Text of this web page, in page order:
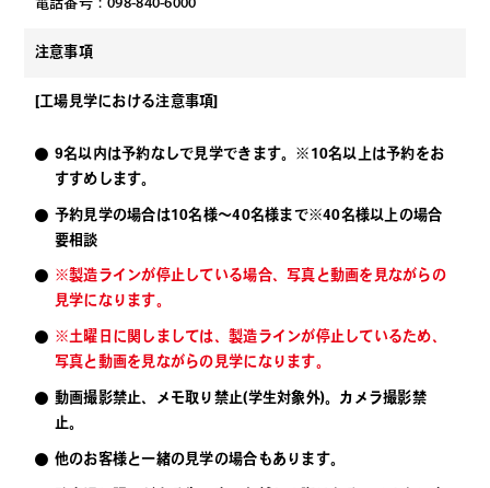
電話番号：098-840-6000
注意事項
[工場見学における注意事項]
9名以内は予約なしで見学できます。※10名以上は予約をお
すすめします。
予約見学の場合は10名様～40名様まで※40名様以上の場合
要相談
※製造ラインが停止している場合、写真と動画を見ながらの
見学になります。
※土曜日に関しましては、製造ラインが停止しているため、
写真と動画を見ながらの見学になります。
動画撮影禁止、メモ取り禁止(学生対象外)。カメラ撮影禁
止。
他のお客様と一緒の見学の場合もあります。